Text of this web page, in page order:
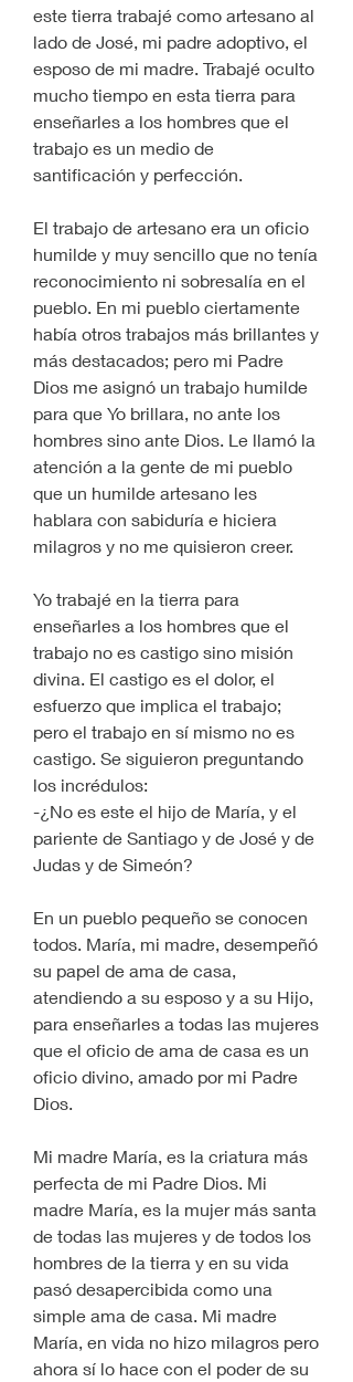
este tierra trabajé como artesano al
lado de José, mi padre adoptivo, el
esposo de mi madre. Trabajé oculto
mucho tiempo en esta tierra para
enseñarles a los hombres que el
trabajo es un medio de
santificación y perfección.
El trabajo de artesano era un oficio
humilde y muy sencillo que no tenía
reconocimiento ni sobresalía en el
pueblo. En mi pueblo ciertamente
había otros trabajos más brillantes y
más destacados; pero mi Padre
Dios me asignó un trabajo humilde
para que Yo brillara, no ante los
hombres sino ante Dios. Le llamó la
atención a la gente de mi pueblo
que un humilde artesano les
hablara con sabiduría e hiciera
milagros y no me quisieron creer.
Yo trabajé en la tierra para
enseñarles a los hombres que el
trabajo no es castigo sino misión
divina. El castigo es el dolor, el
esfuerzo que implica el trabajo;
pero el trabajo en sí mismo no es
castigo. Se siguieron preguntando
los incrédulos:
-¿No es este el hijo de María, y el
pariente de Santiago y de José y de
Judas y de Simeón?
En un pueblo pequeño se conocen
todos. María, mi madre, desempeñó
su papel de ama de casa,
atendiendo a su esposo y a su Hijo,
para enseñarles a todas las mujeres
que el oficio de ama de casa es un
oficio divino, amado por mi Padre
Dios.
Mi madre María, es la criatura más
perfecta de mi Padre Dios. Mi
madre María, es la mujer más santa
de todas las mujeres y de todos los
hombres de la tierra y en su vida
pasó desapercibida como una
simple ama de casa. Mi madre
María, en vida no hizo milagros pero
ahora sí lo hace con el poder de su